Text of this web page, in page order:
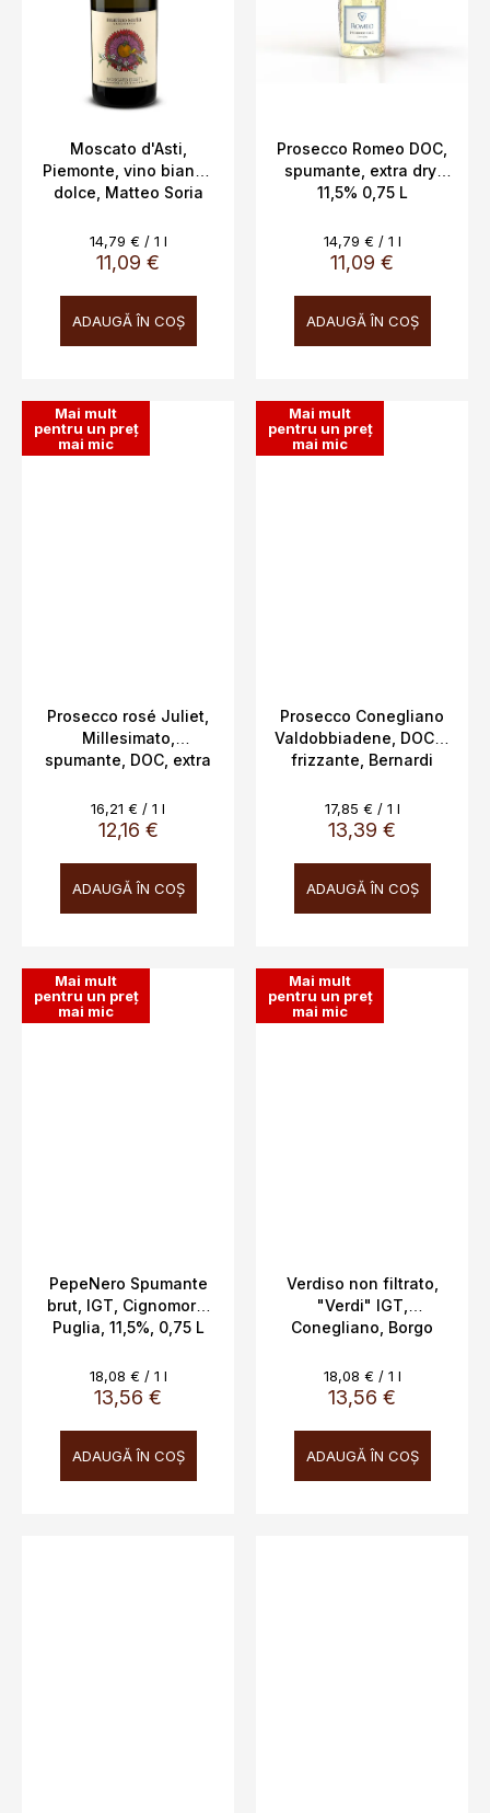
Moscato d'Asti,
Piemonte, vino bianco
dolce, Matteo Soria
11,09 €
Evaluare
preţ:
14,79 € / 1 l
ADAUGĂ ÎN COŞ
Prosecco Romeo DOC,
spumante, extra dry,
11,5% 0,75 L
11,09 €
Evaluare
preţ:
14,79 € / 1 l
ADAUGĂ ÎN COŞ
Mai mult
pentru un preț
mai mic
Prosecco rosé Juliet,
Millesimato,
spumante, DOC, extra
0,75l
12,16 €
Evaluare
preţ:
16,21 € / 1 l
ADAUGĂ ÎN COŞ
Mai mult
pentru un preț
mai mic
Prosecco Conegliano
Valdobbiadene, DOCG,
frizzante, Bernardi
11,5%, 0,75 l
13,39 €
Evaluare
preţ:
17,85 € / 1 l
ADAUGĂ ÎN COŞ
Mai mult
pentru un preț
mai mic
PepeNero Spumante
brut, IGT, Cignomoro,
Puglia, 11,5%, 0,75 L
13,56 €
Evaluare
preţ:
18,08 € / 1 l
ADAUGĂ ÎN COŞ
Mai mult
pentru un preț
mai mic
Verdiso non filtrato,
"Verdi" IGT,
Conegliano, Borgo
13,56 €
Evaluare
preţ:
18,08 € / 1 l
ADAUGĂ ÎN COŞ